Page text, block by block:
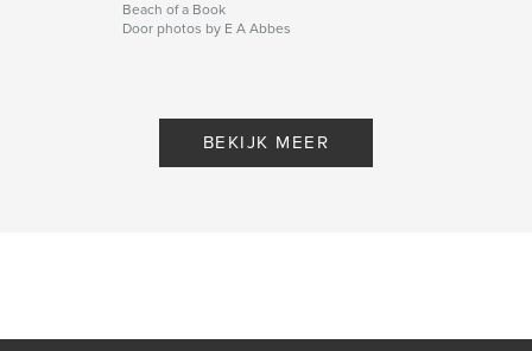
Beach of a Book
Door photos by E A Abbes
BEKIJK MEER